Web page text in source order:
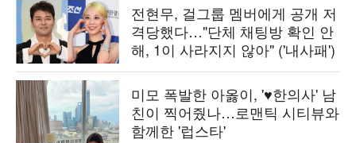
전현무, 걸그룹 멤버에게 공개 저
격당했다…"단체 채팅방 확인 안
해, 1이 사라지지 않아" ('내사패')
미모 폭발한 아옳이, '♥한의사' 남
친이 찍어줬나…로맨틱 시티뷰와
함께한 '럽스타'